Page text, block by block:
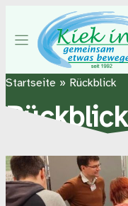
Startseite » Rückblick
Rückblick